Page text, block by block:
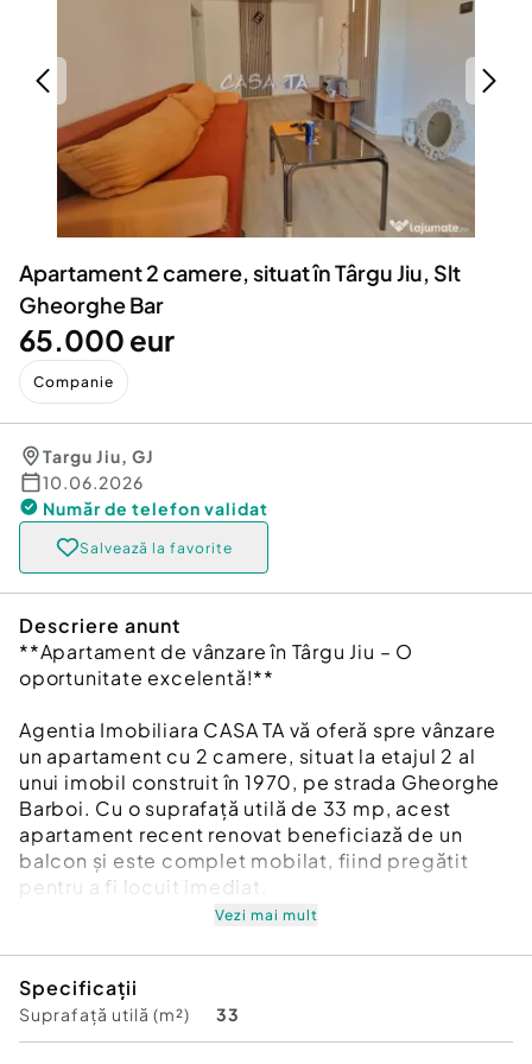
Animale de companie
Afaceri și echipamente profesionale
Inchiriere Bunuri si Vehicule
Utilaje agricole si industriale
Piese auto si accesorii
Dacia Duster
Apartament 2 camere, situat în Târgu Jiu, Slt
Gheorghe Bar
65.000 eur
Companie
Targu Jiu, GJ
10.06.2026
Număr de telefon validat
Salvează la favorite
Descriere anunt
**Apartament de vânzare în Târgu Jiu – O
oportunitate excelentă!**
Agentia Imobiliara CASA TA vă oferă spre vânzare
un apartament cu 2 camere, situat la etajul 2 al
unui imobil construit în 1970, pe strada Gheorghe
Barboi. Cu o suprafață utilă de 33 mp, acest
apartament recent renovat beneficiază de un
balcon și este complet mobilat, fiind pregătit
pentru a fi locuit imediat.
necesare, inclusiv centrală termică, apă curentă,
curent electric și canalizare. Finisajele de
calitate, precum gresia, faianța și parchetul,
Vezi mai mult
Specificații
Suprafață utilă (m²) 33